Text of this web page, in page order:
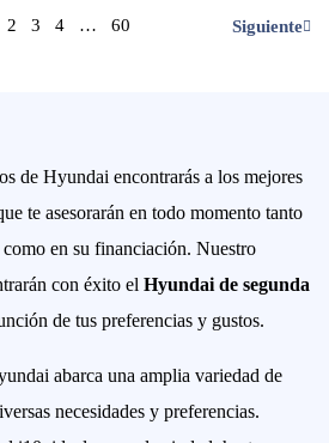
2 3 4 … 60 Siguiente
de Hyundai encontrarás a los mejores
te asesorarán en todo momento tanto
en su financiación. Nuestro
con éxito el Hyundai de segunda
de tus preferencias y gustos.
abarca una amplia variedad de
necesidades y preferencias.